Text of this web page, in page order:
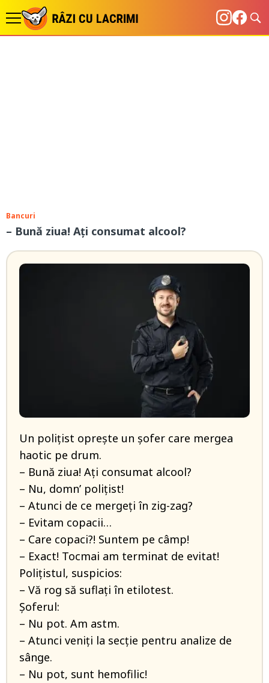
Bancuri
– Bună ziua! Ați consumat alcool?
Un polițist oprește un șofer care mergea
haotic pe drum.
– Bună ziua! Ați consumat alcool?
– Nu, domn’ polițist!
– Atunci de ce mergeți în zig-zag?
– Evitam copacii…
– Care copaci?! Suntem pe câmp!
– Exact! Tocmai am terminat de evitat!
Polițistul, suspicios:
– Vă rog să suflați în etilotest.
Șoferul:
– Nu pot. Am astm.
– Atunci veniți la secție pentru analize de
sânge.
– Nu pot, sunt hemofilic!